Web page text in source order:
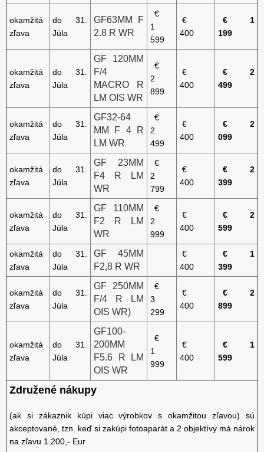
okamžitá
zľava
do 31.
Júla
GF63MM F
2.8 R WR
€
1
599
€
400
€ 1
199
okamžitá
zľava
do 31.
Júla
GF 120MM
F/4
MACRO R
LM OIS WR
€
2
899
€
400
€ 2
499
okamžitá
zľava
do 31.
Júla
GF32-64
MM F 4 R
LM WR
€
2
499
€
400
€ 2
099
okamžitá
zľava
do 31.
Júla
GF 23MM
F4 R LM
WR
€
2
799
€
400
€ 2
399
okamžitá
zľava
do 31.
Júla
GF 110MM
F2 R LM
WR
€
2
999
€
400
€ 2
599
okamžitá
zľava
do 31.
Júla
GF 45MM
F2,8 R WR
€
400
€ 1
399
okamžitá
zľava
do 31.
Júla
GF 250MM
F/4 R LM
OIS WR)
€
3
299
€
400
€ 2
899
okamžitá
zľava
do 31.
Júla
GF100-
200MM
F5.6 R LM
OIS WR
€
1
999
€
400
€ 1
599
Združené nákupy
(ak si zákaznik kúpi viac výrobkov s okamžitou zľavou) sú
akceptované, tzn. keď si zakúpi fotoaparát a 2 objektívy má nárok
na zľavu 1.200,- Eur